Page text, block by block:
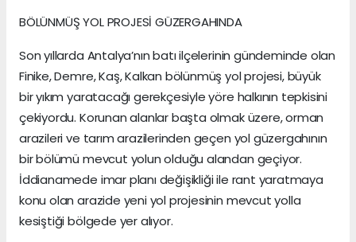
BÖLÜNMÜŞ YOL PROJESİ GÜZERGAHINDA
Son yıllarda Antalya’nın batı ilçelerinin gündeminde olan
Finike, Demre, Kaş, Kalkan bölünmüş yol projesi, büyük
bir yıkım yaratacağı gerekçesiyle yöre halkının tepkisini
çekiyordu. Korunan alanlar başta olmak üzere, orman
arazileri ve tarım arazilerinden geçen yol güzergahının
bir bölümü mevcut yolun olduğu alandan geçiyor.
İddianamede imar planı değişikliği ile rant yaratmaya
konu olan arazide yeni yol projesinin mevcut yolla
kesiştiği bölgede yer alıyor.